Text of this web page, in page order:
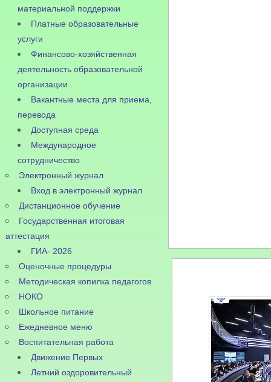
материальной поддержки
Платные образовательные
услуги
Финансово-хозяйственная
деятельность образовательной
организации
Вакантные места для приема,
перевода
Доступная среда
Международное
сотрудничество
Электронный журнал
Вход в электронный журнал
Дистанционное обучение
Государственная итоговая
аттестация
ГИА- 2026
Оценочные процедуры
Методическая копилка педагогов
НОКО
Школьное питание
Ежедневное меню
Воспитательная работа
Движение Первых
Летний оздоровительный